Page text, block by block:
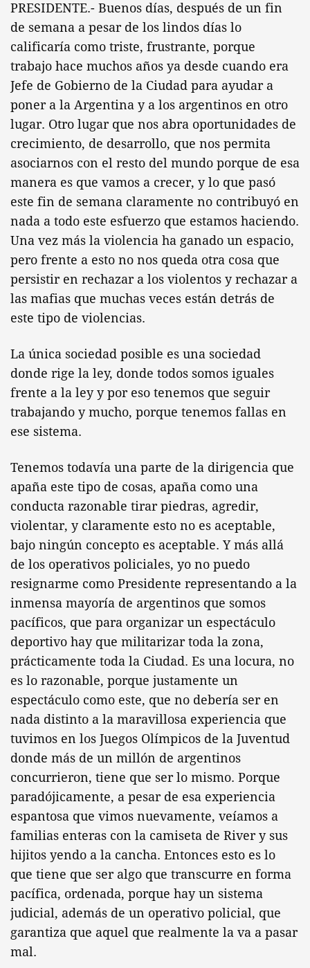
PRESIDENTE.- Buenos días, después de un fin
de semana a pesar de los lindos días lo
calificaría como triste, frustrante, porque
trabajo hace muchos años ya desde cuando era
Jefe de Gobierno de la Ciudad para ayudar a
poner a la Argentina y a los argentinos en otro
lugar. Otro lugar que nos abra oportunidades de
crecimiento, de desarrollo, que nos permita
asociarnos con el resto del mundo porque de esa
manera es que vamos a crecer, y lo que pasó
este fin de semana claramente no contribuyó en
nada a todo este esfuerzo que estamos haciendo.
Una vez más la violencia ha ganado un espacio,
pero frente a esto no nos queda otra cosa que
persistir en rechazar a los violentos y rechazar a
las mafias que muchas veces están detrás de
este tipo de violencias.
La única sociedad posible es una sociedad
donde rige la ley, donde todos somos iguales
frente a la ley y por eso tenemos que seguir
trabajando y mucho, porque tenemos fallas en
ese sistema.
Tenemos todavía una parte de la dirigencia que
apaña este tipo de cosas, apaña como una
conducta razonable tirar piedras, agredir,
violentar, y claramente esto no es aceptable,
bajo ningún concepto es aceptable. Y más allá
de los operativos policiales, yo no puedo
resignarme como Presidente representando a la
inmensa mayoría de argentinos que somos
pacíficos, que para organizar un espectáculo
deportivo hay que militarizar toda la zona,
prácticamente toda la Ciudad. Es una locura, no
es lo razonable, porque justamente un
espectáculo como este, que no debería ser en
nada distinto a la maravillosa experiencia que
tuvimos en los Juegos Olímpicos de la Juventud
donde más de un millón de argentinos
concurrieron, tiene que ser lo mismo. Porque
paradójicamente, a pesar de esa experiencia
espantosa que vimos nuevamente, veíamos a
familias enteras con la camiseta de River y sus
hijitos yendo a la cancha. Entonces esto es lo
que tiene que ser algo que transcurre en forma
pacífica, ordenada, porque hay un sistema
judicial, además de un operativo policial, que
garantiza que aquel que realmente la va a pasar
mal.